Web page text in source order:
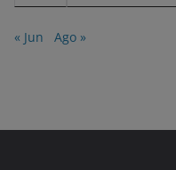
« Jun Ago »